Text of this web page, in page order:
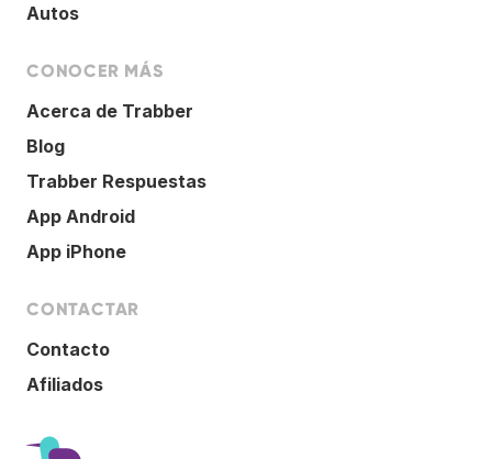
Autos
CONOCER MÁS
Acerca de Trabber
Blog
Trabber Respuestas
App Android
App iPhone
CONTACTAR
Contacto
Afiliados